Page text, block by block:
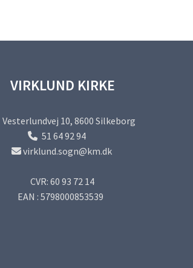
VIRKLUND KIRKE
10, 8600 Silkeborg
 51 64 92 94
virklund.sogn@km.dk
CVR: 60 93 72 14
EAN : 5798000853539